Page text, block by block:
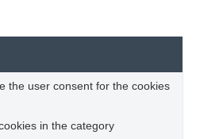
the user consent for the cookies
in the category